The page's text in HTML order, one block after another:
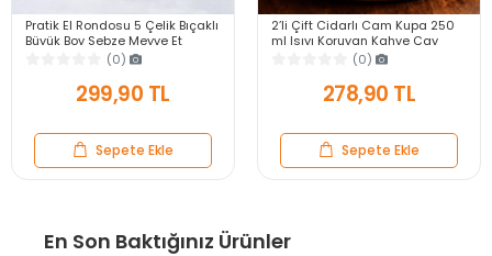
Pratik El Rondosu 5 Çelik Bıçaklı
Büyük Boy Sebze Meyve Et
Soğan Doğrayıcı Blender Rende
(0)
299,90 TL
Sepete Ekle
2’li Çift Cidarlı Cam Kupa 250
ml Isıyı Koruyan Kahve Çay
Fincanı Kulplu Espresso Cam
(0)
278,90 TL
Sepete Ekle
En Son Baktığınız Ürünler